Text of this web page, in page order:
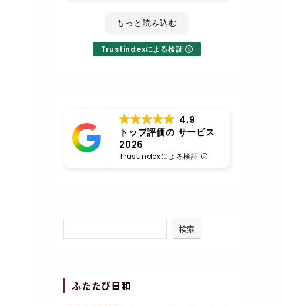
いつも丁寧な施術に対応ありがと
うございますもっと読み込む
Trustindexによる検証
4.9
トップ評価の サービス
2026
Trustindexによる検証
検索
ふたたび日和